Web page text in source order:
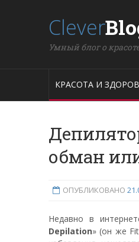
Clever
Умный блог о
КРАСОТА И
обман
ОПУБЛИКОВАНО
Недавно в
Depilation» (он же